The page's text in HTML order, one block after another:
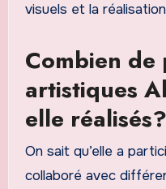
visuels et la
Combien de
artistiques
elle réalisés?
On sait qu’elle a
collaboré avec